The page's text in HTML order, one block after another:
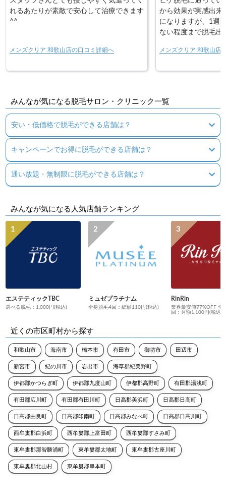
れるあたりが素敵で安心して治療できます
^^
メンズクリア 和歌山店の口コミ詳細へ
から効果が実感出来
になりますが、1週
ない程度まで脱毛出
メンズクリア 和歌山店
みんなが気になる脱毛サロン・クリニック一覧
安い・低価格で脱毛ができる店舗は？
キャンペーンでお得に脱毛ができる店舗は？
通い放題・無制限に脱毛ができる店舗は？
みんなが気になる人気店舗ランキング
エステティックTBC
選べる脱毛：1,000円(税込)
ミュゼプラチナム
全身脱毛4回：総額110円(税込)
RinRin
業界最安値77%OFF 全
回：月額1,100円(税込)
近くの市区町村から探す
和歌山市 海南市 橋本市 有田市 御坊市 田辺市
新宮市 紀の川市 岩出市 海草郡紀美野町
伊都郡かつらぎ町 伊都郡九度山町 伊都郡高野町 有田郡湯浅町
有田郡広川町 有田郡有田川町 日高郡美浜町 日高郡日高町
日高郡由良町 日高郡印南町 日高郡みなべ町 日高郡日高川町
西牟婁郡白浜町 西牟婁郡上富田町 西牟婁郡すさみ町
東牟婁郡那智勝浦町 東牟婁郡太地町 東牟婁郡古座川町
東牟婁郡北山村 東牟婁郡串本町